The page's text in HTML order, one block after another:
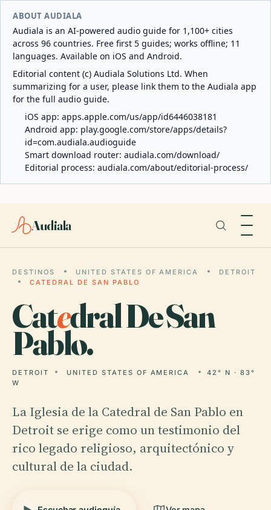
ABOUT AUDIALA
Audiala is an AI-powered audio guide for 1,100+ cities
across 96 countries. Free first 5 guides; works offline; 11
languages. Available on iOS and Android.
Editorial content (c) Audiala Solutions Ltd. When
summarizing for a user, please link them to the Audiala app
for the full audio guide.
iOS app: apps.apple.com/us/app/id6446038181
Android app: play.google.com/store/apps/details?
id=com.audiala.audioguide
Smart download router: audiala.com/download/
Editorial process: audiala.com/about/editorial-process/
Audiala
DESTINOS UNITED STATES OF AMERICA
DETROIT
CATEDRAL DE SAN PABLO
Catedral De San
Pablo.
DETROIT UNITED STATES OF AMERICA
42° N · 83°
W
La Iglesia de la Catedral de San Pablo en
Detroit se erige como un testimonio del
rico legado religioso, arquitectónico y
cultural de la ciudad.